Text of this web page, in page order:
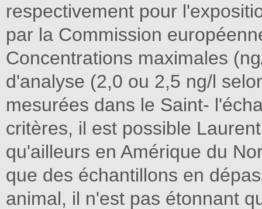
respectivement pour
par la Commission
Concentrations maximales
d'analyse (2,0 ou 2,5 ng/l
mesurées dans le Saint-
critères, il est possible
qu'ailleurs en Amérique du
que des échantillons en
animal, il n'est pas étonnant